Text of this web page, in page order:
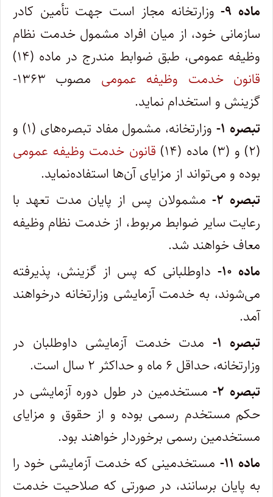
‌ماده ۹-
وزارتخانه مجاز است جهت تأمین کادر
سازمانی خود، از میان افراد مشمول خدمت نظام
وظیفه عمومی، طبق ضوابط مندرج در ماده (۱۴)‌
قانون ‌خدمت وظیفه عمومی
مصوب ۱۳۶۳-
گزینش و استخدام نماید.
‌تبصره ۱-
وزارتخانه، مشمول مفاد تبصره‌های (۱) و
(۲) و (۳) ماده (۱۴)
قانون ‌خدمت وظیفه عمومی
بوده و می‌تواند از مزایای آن‌ها استفاده‌نماید.
‌تبصره ۲-
مشمولان پس از پایان مدت تعهد با
رعایت سایر ضوابط مربوط، از خدمت نظام وظیفه
معاف خواهند شد.
‌ماده ۱۰-
داوطلبانی که پس از گزینش، پذیرفته
می‌شوند، به خدمت آزمایشی وزارتخانه درخواهند
آمد.
‌تبصره ۱-
مدت خدمت آزمایشی داوطلبان در
وزارتخانه، حداقل ۶ ماه و حداکثر ۲ سال است.
‌تبصره ۲-
مستخدمین در طول دوره آزمایشی در
حکم مستخدم رسمی بوده و از حقوق و مزایای
مستخدمین رسمی برخوردار خواهند بود.
‌ماده ۱۱-
مستخدمینی که خدمت آزمایشی خود را
به پایان برسانند، در صورتی که صلاحیت خدمت